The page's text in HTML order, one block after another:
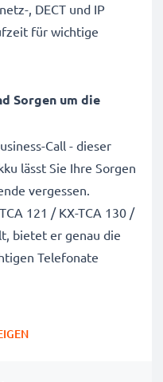
, DECT und IP
für wichtige
Sorgen um die
Call - dieser
lässt Sie Ihre Sorgen
vergessen.
121 / KX-TCA 130 /
bietet er genau die
Telefonate